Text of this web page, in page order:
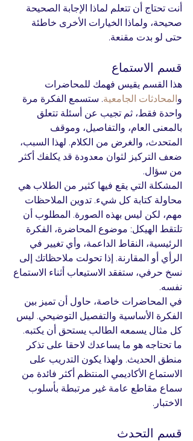
أنت تحتاج أن تتعلم لماذا الإجابة الصحيحة
صحيحة، ولماذا الخيارات الأخرى خاطئة
حتى لو بدت مقنعة.
قسم الاستماع
هذا القسم يقيس فهمك للمحاضرات
والمحادثات الجامعية. ستسمع الفكرة مرة
واحدة فقط، ثم تجيب عن أسئلة تتعلق
بالمعنى العام، والتفاصيل، وموقف
المتحدث، والغرض من الكلام. لهذا السبب،
ضعف التركيز لثوان معدودة قد يكلفك أكثر
من سؤال.
المشكلة التي يقع فيها كثير من الطلاب هي
محاولة كتابة كل شيء. تدوين الملاحظات
مهم، لكن ليس بهذه الصورة. المطلوب أن
تلتقط الهيكل: موضوع المحاضرة، الفكرة
الرئيسية، النقاط الداعمة، وأي تغيير في
الرأي أو المقارنة. إذا تحولت ملاحظاتك إلى
نسخ حرفي، ستفقد الاستيعاب أثناء الاستماع
نفسه.
في المحاضرات خاصة، حاول أن تميز بين
الفكرة الأساسية والتفصيل التوضيحي. ليس
كل مثال يسمعه الطالب يستحق أن يكتبه.
ما تحتاجه هو ما يساعدك لاحقا على تذكر
منطق الحديث. ولهذا يكون التدريب على
الاستماع الأكاديمي المنتظم أكثر فائدة من
سماع مقاطع عامة غير مرتبطة بأسلوب
الاختبار.
قسم التحدث